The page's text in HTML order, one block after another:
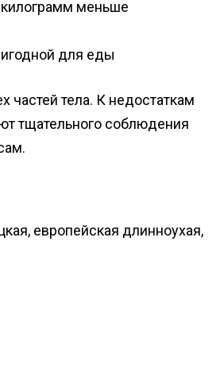
килограмм меньше
для еды
тела. К недостаткам
тщательного соблюдения
европейская длинноухая,